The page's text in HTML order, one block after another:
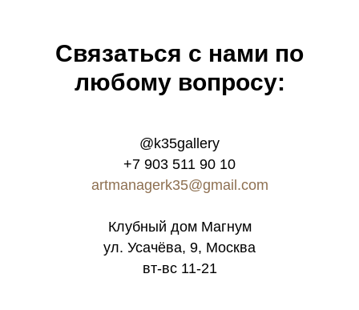
Связатьcя с нами по
любому вопросу:
@k35gallery
+7 903 511 90 10
artmanagerk35@gmail.com
Клубный дом Магнум
ул. Усачёва, 9, Москва
вт-вс 11-21